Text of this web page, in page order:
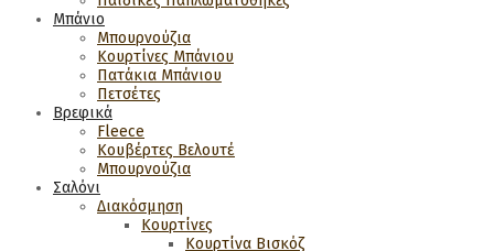
Μπάνιο
Μπουρνούζια
Κουρτίνες Μπάνιου
Πατάκια Μπάνιου
Πετσέτες
Βρεφικά
Fleece
Κουβέρτες Βελουτέ
Μπουρνούζια
Σαλόνι
Διακόσμηση
Κουρτίνες
Κουρτίνα Βισκόζ